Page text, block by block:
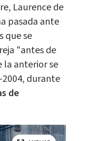
Laurence de
pasada ante
que se
"antes de
la anterior se
durante
de